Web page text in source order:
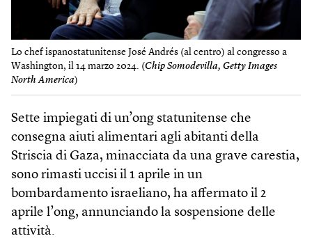
Lo chef ispanostatunitense José Andrés (al centro) al congresso a
Washington, il 14 marzo 2024. (Chip Somodevilla, Getty Images
North America)
Sette impiegati di un’ong statunitense che
consegna aiuti alimentari agli abitanti della
Striscia di Gaza, minacciata da una grave carestia,
sono rimasti uccisi il 1 aprile in un
bombardamento israeliano, ha affermato il 2
aprile l’ong, annunciando la sospensione delle
attività.